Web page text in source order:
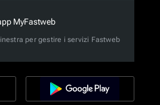
MyFastweb
per gestire i servizi Fastweb